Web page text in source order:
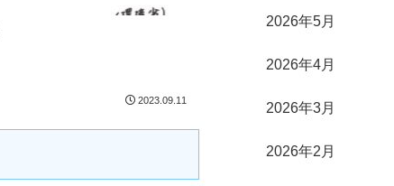
2023.09.11
2026年5月
2026年4月
2026年3月
2026年2月